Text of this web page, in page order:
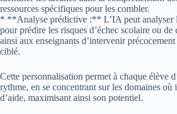
ressources spécifiques pour les combler.
* **Analyse prédictive :** L’IA peut analyser
pour prédire les risques d’échec scolaire ou de
ainsi aux enseignants d’intervenir
ciblé.
Cette personnalisation permet à chaque élève
rythme, en se concentrant sur les domaines où
d’aide, maximisant ainsi son potentiel.